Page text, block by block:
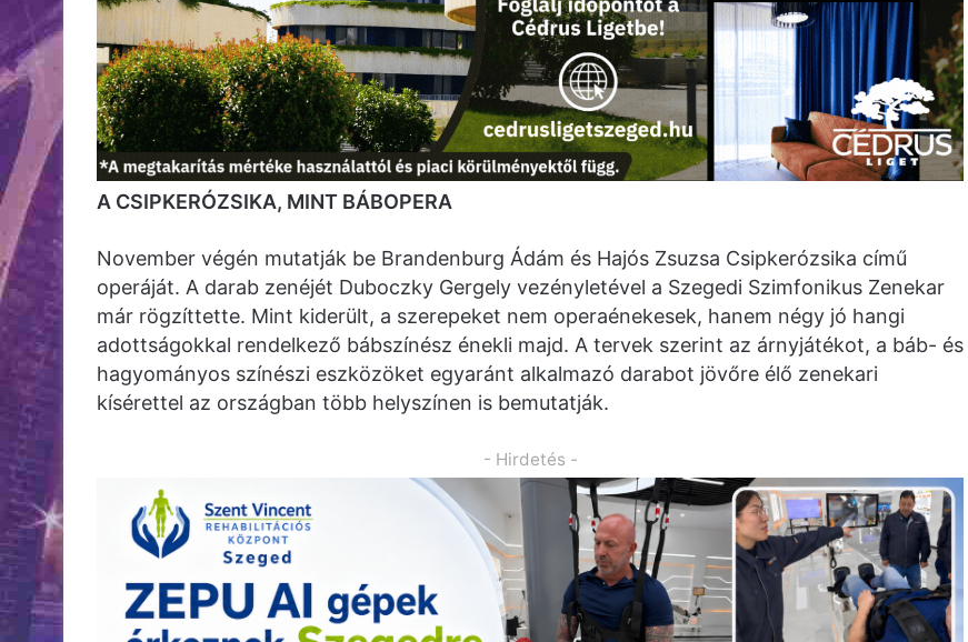
A CSIPKERÓZSIKA, MINT BÁBOPERA
November végén mutatják be Brandenburg Ádám és Hajós Zsuzsa Csipkerózsika című
operáját. A darab zenéjét Duboczky Gergely vezényletével a Szegedi Szimfonikus Zenekar
már rögzíttette. Mint kiderült, a szerepeket nem operaénekesek, hanem négy jó hangi
adottságokkal rendelkező bábszínész énekli majd. A tervek szerint az árnyjátékot, a báb- és
hagyományos színészi eszközöket egyaránt alkalmazó darabot jövőre élő zenekari
kísérettel az országban több helyszínen is bemutatják.
- Hirdetés -